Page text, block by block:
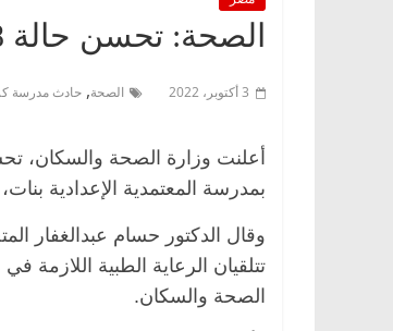
الصحة: تحسن حالة 8 طالبات من مصابي حادث مدرسة كرداسة
3 أكتوبر، 2022 الصحة, حادث مدرسة
بمدرسة المعتمدية الإعدادية
وقال الدكتور حسام عبدالغفار
تتلقيان الرعاية الطبية اللازمة
الصحة والسكان.